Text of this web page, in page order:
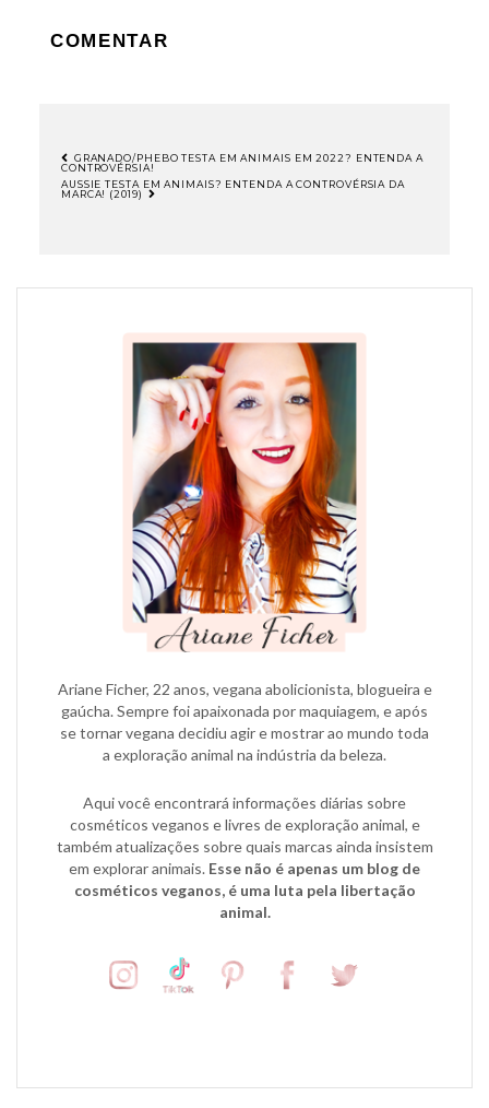
COMENTAR
NAVEGAÇÃO
POST
GRANADO/PHEBO TESTA EM ANIMAIS EM 2022? ENTENDA A
CONTROVÉRSIA!
AUSSIE TESTA EM ANIMAIS? ENTENDA A CONTROVÉRSIA DA
MARCA! (2019)
Ariane Ficher, 22 anos, vegana abolicionista, blogueira e
gaúcha. Sempre foi apaixonada por maquiagem, e após
se tornar vegana decidiu agir e mostrar ao mundo toda
a exploração animal na indústria da beleza.
Aqui você encontrará informações diárias sobre
cosméticos veganos e livres de exploração animal, e
também atualizações sobre quais marcas ainda insistem
em explorar animais. Esse não é apenas um blog de
cosméticos veganos, é uma luta pela libertação
animal.